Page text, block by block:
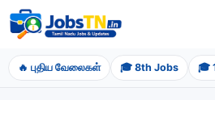
Skip
to
content
🔥 புதிய வேலைகள் 🎓 8th Jobs 🎓